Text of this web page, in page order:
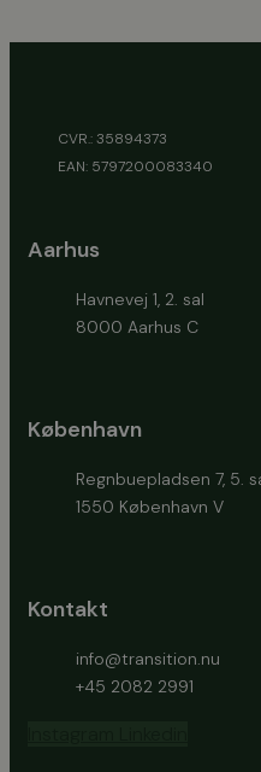
CVR.: 35894373
EAN: 5797200083340
Aarhus
Havnevej 1, 2. sal
8000 Aarhus C
København
Regnbuepladsen 7, 5.
1550 København V
Kontakt
info@transition.nu
+45 2082 2991